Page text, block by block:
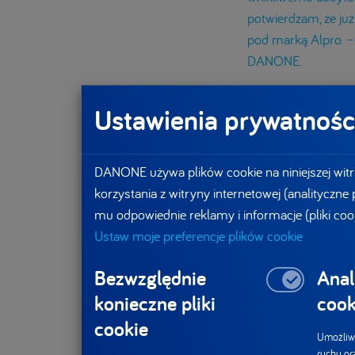
potwierdzam, że
pod marką Alpro.
DANONE.
Być
B Corp to skrót od
gospodarczą
profit B Lab,
transparentności
certyfikatem,
prawie 4 000 firm
Ustawienia
DANONE używa plików cookie na niniejszej
korzystania z witryny internetowej
mu odpowiednie reklamy i informacje (pliki
Ustaw moje preferencje plików cookie
Bezwzględnie
konieczne pliki
cookie